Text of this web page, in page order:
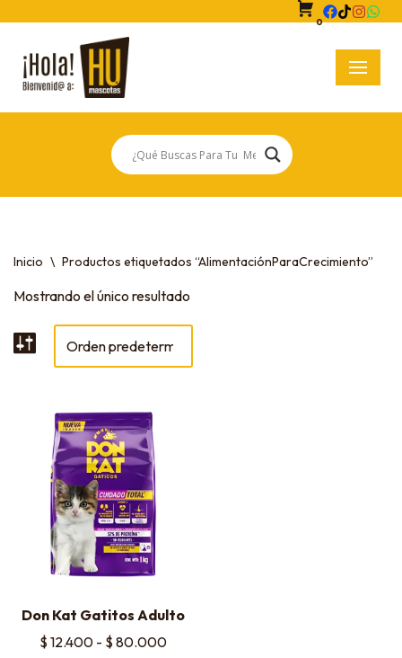
Saltar
al
contenido
0
Inicio \ Productos etiquetados “AlimentaciónParaCrecimiento”
Mostrando el único resultado
Don Kat Gatitos Adulto
$ 12.400 - $ 80.000